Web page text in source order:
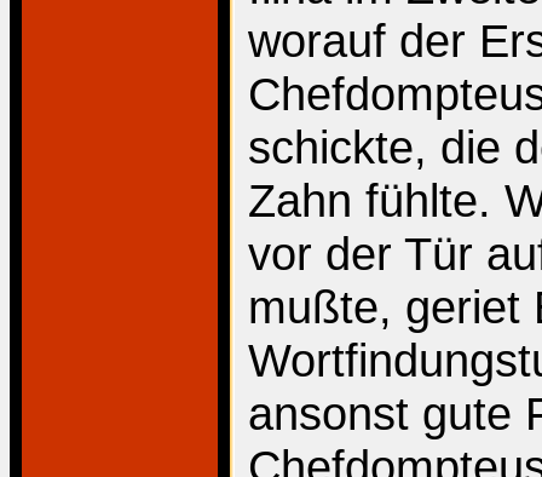
worauf der
schickte, die
Zahn fühlte.
vor der Tür
mußte, geriet
ansonst gute